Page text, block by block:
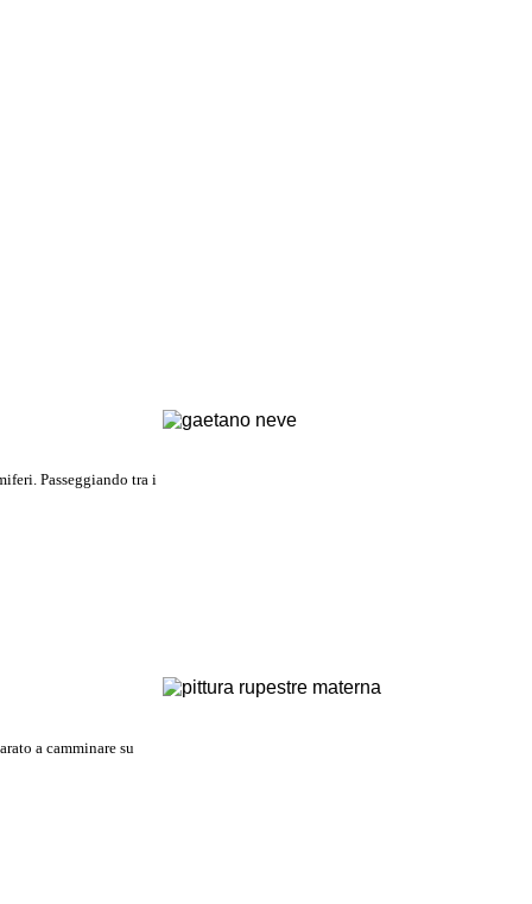
Passeggiando tra i
a camminare su